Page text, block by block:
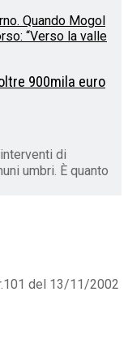
900mila euro
di
umbri. È quanto
del 13/11/2002